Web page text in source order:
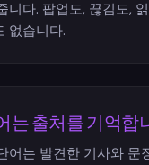
니다. 팝업도, 끊김도,
없습니다.
는 출처를 기억합
어는 발견한 기사와 문